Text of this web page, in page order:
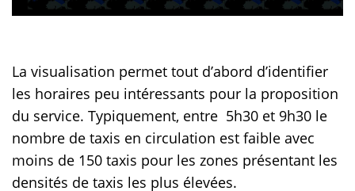
La visualisation permet tout d’abord d’identifier
les horaires peu intéressants pour la proposition
du service. Typiquement, entre 5h30 et 9h30 le
nombre de taxis en circulation est faible avec
moins de 150 taxis pour les zones présentant les
densités de taxis les plus élevées.